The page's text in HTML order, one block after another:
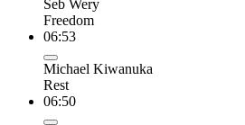
Seb Wery
Freedom
06:53
Michael Kiwanuka
Rest
06:50